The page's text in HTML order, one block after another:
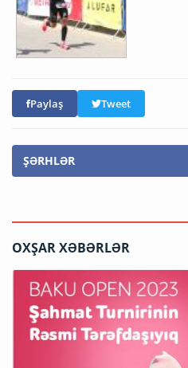
Paylaş Tweet
ŞƏRHLƏR
OXŞAR XƏBƏRLƏR